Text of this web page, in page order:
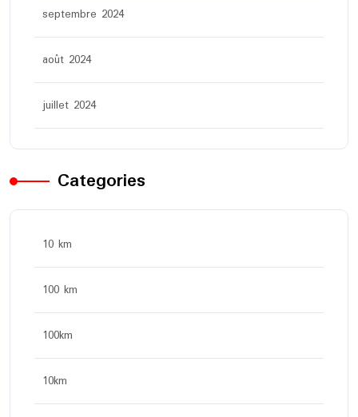
septembre 2024
août 2024
juillet 2024
Categories
10 km
100 km
100km
10km